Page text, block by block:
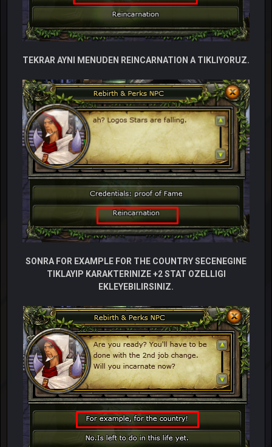
TEKRAR AYNI MENUDEN REINCARNATION A TIKLIYORUZ.
SONRA FOR EXAMPLE FOR THE COUNTRY SECENEGINE
TIKLAYIP KARAKTERINIZE +2 STAT OZELLIGI
EKLEYEBILIRSINIZ.